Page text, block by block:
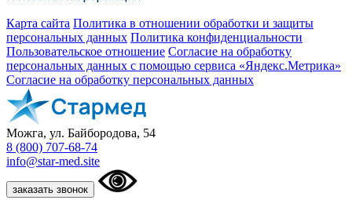
Карта сайта Политика в отношении обработки и защиты
персональных данных Политика конфиденциальности
Пользовательское отношение Согласие на обработку
персональных данных с помощью сервиса «Яндекс.Метрика»
Согласие на обработку персональных данных
Можга, ул. Байбородова, 54
8 (800) 707-68-74
info@star-med.site
заказать звонок